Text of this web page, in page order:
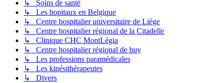
↳ Soins de santé
↳ Les hopitaux en Belgique
↳ Centre hospitalier universitaire de Liège
↳ Centre hospitalier régional de la Citadelle
↳ Clinique CHC MontLégia
↳ Centre hospitalier régional de huy
↳ Les professions paramédicales
↳ Les kinésithérapeutes
↳ Divers